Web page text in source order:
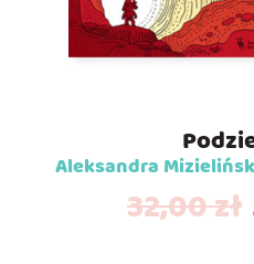
Aleksandra
32,00zł